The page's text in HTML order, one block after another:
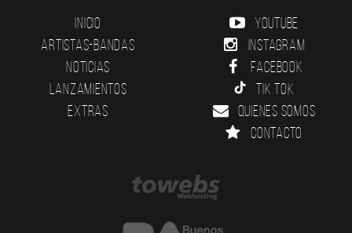
Inicio
Artistas-Bandas
Noticias
Lanzamientos
Extras
YouTube
Instagram
Facebook
Tik Tok
Quienes somos
Contacto